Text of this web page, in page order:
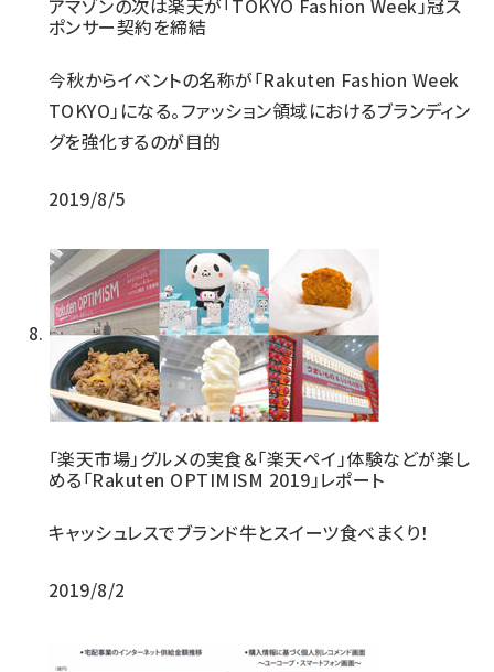
アマゾンの次は楽天が「TOKYO Fashion Week」冠ス
ポンサー契約を締結
今秋からイベントの名称が「Rakuten Fashion Week
TOKYO」になる。ファッション領域におけるブランディン
グを強化するのが目的
2019/8/5
「楽天市場」グルメの実食＆「楽天ペイ」体験などが楽し
める「Rakuten OPTIMISM 2019」レポート
キャッシュレスでブランド牛とスイーツ食べまくり！
2019/8/2